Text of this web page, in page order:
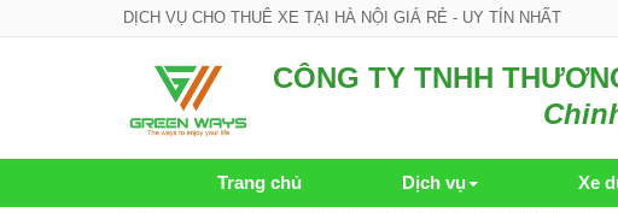
DỊCH VỤ CHO THUÊ XE TẠI HÀ NỘI GIÁ RẺ - UY TÍN NHẤT
CÔNG TY TNHH
Trang chủ Dịch vụ Xe